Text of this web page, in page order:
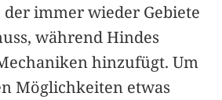
immer wieder Gebiete
während Hindes
hinzufügt. Um
Möglichkeiten etwas